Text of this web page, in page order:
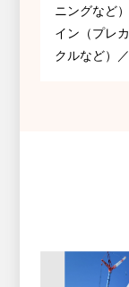
ニングなど
イン（プレ
クルなど）